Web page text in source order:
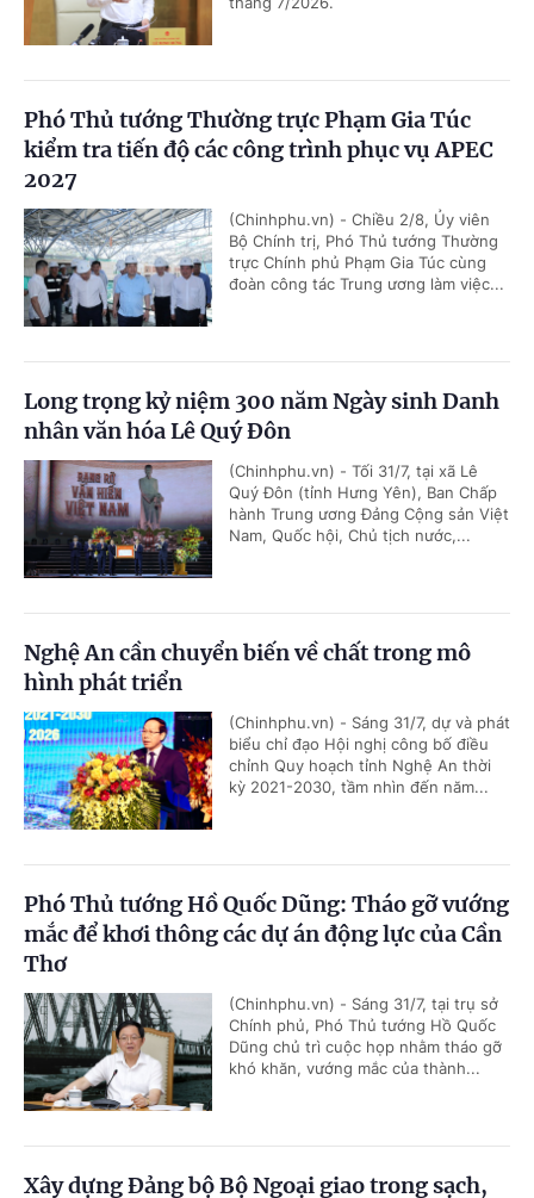
Phó Thủ tướng Thường trực Phạm Gia Túc
kiểm tra tiến độ các công trình phục vụ APEC
2027
(Chinhphu.vn) - Chiều 2/8, Ủy viên
Bộ Chính trị, Phó Thủ tướng Thường
trực Chính phủ Phạm Gia Túc cùng
đoàn công tác Trung ương làm việc...
Long trọng kỷ niệm 300 năm Ngày sinh Danh
nhân văn hóa Lê Quý Đôn
(Chinhphu.vn) - Tối 31/7, tại xã Lê
Quý Đôn (tỉnh Hưng Yên), Ban Chấp
hành Trung ương Đảng Cộng sản Việt
Nam, Quốc hội, Chủ tịch nước,...
Nghệ An cần chuyển biến về chất trong mô
hình phát triển
(Chinhphu.vn) - Sáng 31/7, dự và phát
biểu chỉ đạo Hội nghị công bố điều
chỉnh Quy hoạch tỉnh Nghệ An thời
kỳ 2021-2030, tầm nhìn đến năm...
Phó Thủ tướng Hồ Quốc Dũng: Tháo gỡ vướng
mắc để khơi thông các dự án động lực của Cần
Thơ
(Chinhphu.vn) - Sáng 31/7, tại trụ sở
Chính phủ, Phó Thủ tướng Hồ Quốc
Dũng chủ trì cuộc họp nhằm tháo gỡ
khó khăn, vướng mắc của thành...
Xây dựng Đảng bộ Bộ Ngoại giao trong sạch,